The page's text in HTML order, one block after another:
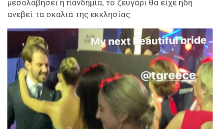
μεσολαβήσει η πανδημία, το ζευγάρι θα είχε ήδη
ανεβεί τα σκαλιά της εκκλησίας.